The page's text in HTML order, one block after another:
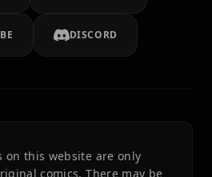
DISCORD
on this website are only
comics. There may be